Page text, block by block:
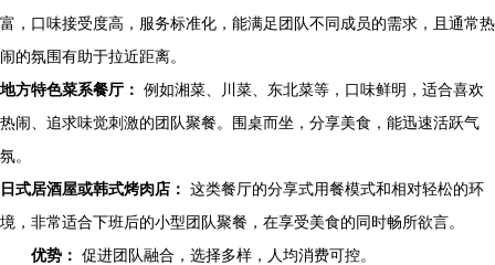
富，口味接受度高，服务标准化，能满足团队不同成员的需求，且通常热
闹的氛围有助于拉近距离。
地方特色菜系餐厅： 例如湘菜、川菜、东北菜等，口味鲜明，适合喜欢
热闹、追求味觉刺激的团队聚餐。围桌而坐，分享美食，能迅速活跃气
氛。
日式居酒屋或韩式烤肉店： 这类餐厅的分享式用餐模式和相对轻松的环
境，非常适合下班后的小型团队聚餐，在享受美食的同时畅所欲言。
优势： 促进团队融合，选择多样，人均消费可控。